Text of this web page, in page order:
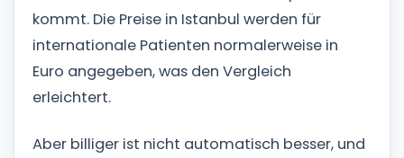
kommt. Die Preise in Istanbul werden für
internationale Patienten normalerweise in
Euro angegeben, was den Vergleich
erleichtert.
Aber billiger ist nicht automatisch besser, und